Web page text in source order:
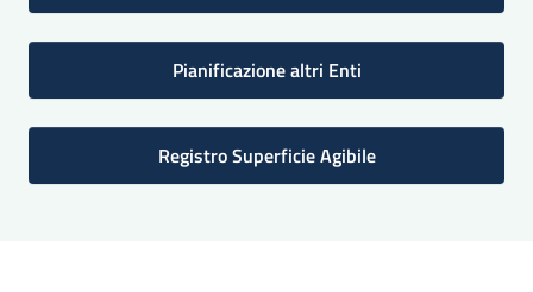
Pianificazione altri Enti
Registro Superficie Agibile